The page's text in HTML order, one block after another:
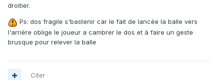
droitier.
Ps: dos fragile s'bastenir car le fait de lancée la balle vers
l'arrière oblige le joueur a cambrer le dos et à faire un geste
brusque pour relever la balle
Citer